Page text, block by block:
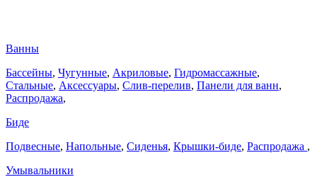
Ванны
Бассейны, Чугунные, Акриловые, Гидромассажные,
Стальные, Аксессуары, Слив-перелив, Панели для ванн,
Распродажа,
Биде
Подвесные, Напольные, Сиденья, Крышки-биде, Распродажа ,
Умывальники